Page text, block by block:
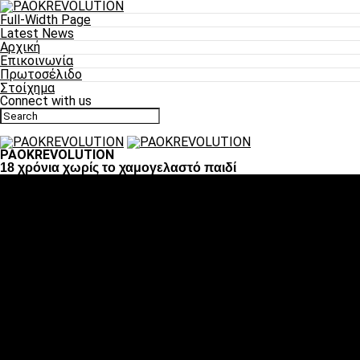
Full-Width Page
Latest News
Αρχική
Επικοινωνία
Πρωτοσέλιδο
Στοίχημα
Connect with us
PAOKREVOLUTION
18 χρόνια χωρίς το χαμογελαστό παιδί